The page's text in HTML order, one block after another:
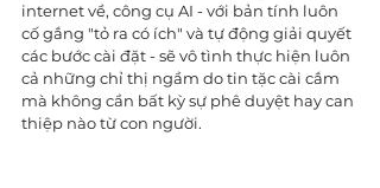
internet về, công cụ AI - với bản tính luôn
cố gắng "tỏ ra có ích" và tự động giải quyết
các bước cài đặt - sẽ vô tình thực hiện luôn
cả những chỉ thị ngầm do tin tặc cài cắm
mà không cần bất kỳ sự phê duyệt hay can
thiệp nào từ con người.